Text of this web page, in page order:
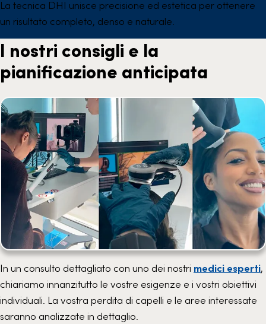
La tecnica DHI unisce precisione ed estetica per ottenere
un risultato completo, denso e naturale.
I nostri consigli e la
pianificazione anticipata
In un consulto dettagliato con uno dei nostri medici esperti,
chiariamo innanzitutto le vostre esigenze e i vostri obiettivi
individuali. La vostra perdita di capelli e le aree interessate
saranno analizzate in dettaglio.